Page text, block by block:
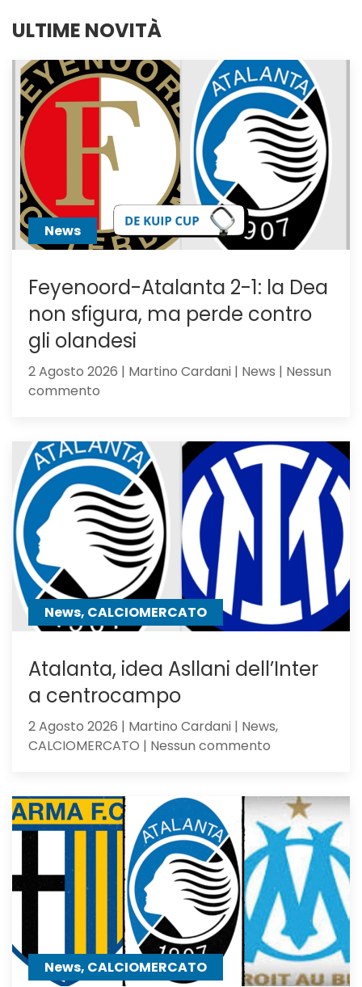
ULTIME NOVITÀ
News
Feyenoord-Atalanta 2-1: la Dea
non sfigura, ma perde contro
gli olandesi
2 Agosto 2026 | Martino Cardani | News | Nessun
commento
2-
1:
la
Dea
non
sfigura,
ma
perde
contro
gli
News, CALCIOMERCATO
Atalanta, idea Asllani dell’Inter
a centrocampo
2 Agosto 2026 | Martino Cardani | News,
CALCIOMERCATO | Nessun commento
Asllani
dell’Inter
a
centrocampo
News, CALCIOMERCATO